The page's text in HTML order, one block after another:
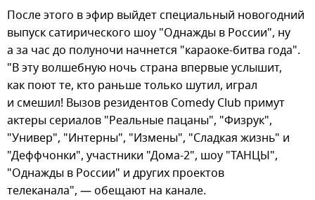
После этого в эфир выйдет специальный новогодний
выпуск сатирического шоу "Однажды в России", ну
а за час до полуночи начнется "караоке-битва года".
"В эту волшебную ночь страна впервые услышит,
как поют те, кто раньше только шутил, играл
и смешил! Вызов резидентов Comedy Club примут
актеры сериалов "Реальные пацаны", "Физрук",
"Универ", "Интерны", "Измены", "Сладкая жизнь" и
"Деффчонки", участники "Дома-2", шоу "ТАНЦЫ",
"Однажды в России" и других проектов
телеканала", — обещают на канале.